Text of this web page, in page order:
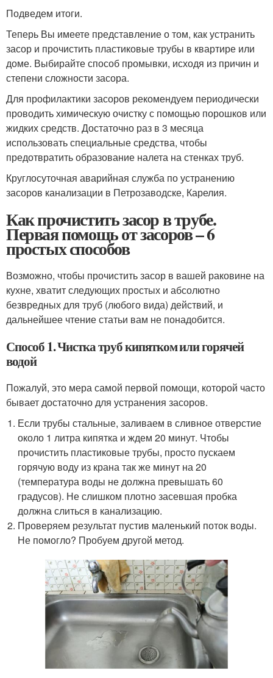
Подведем итоги.
Теперь Вы имеете представление о том, как устранить
засор и прочистить пластиковые трубы в квартире или
доме. Выбирайте способ промывки, исходя из причин и
степени сложности засора.
Для профилактики засоров рекомендуем периодически
проводить химическую очистку с помощью порошков или
жидких средств. Достаточно раз в 3 месяца
использовать специальные средства, чтобы
предотвратить образование налета на стенках труб.
Круглосуточная аварийная служба по устранению
засоров канализации в Петрозаводске, Карелия.
Как прочистить засор в трубе.
Первая помощь от засоров – 6
простых способов
Возможно, чтобы прочистить засор в вашей раковине на
кухне, хватит следующих простых и абсолютно
безвредных для труб (любого вида) действий, и
дальнейшее чтение статьи вам не понадобится.
Способ 1. Чистка труб кипятком или горячей
водой
Пожалуй, это мера самой первой помощи, которой часто
бывает достаточно для устранения засоров.
Если трубы стальные, заливаем в сливное отверстие
около 1 литра кипятка и ждем 20 минут. Чтобы
прочистить пластиковые трубы, просто пускаем
горячую воду из крана так же минут на 20
(температура воды не должна превышать 60
градусов). Не слишком плотно засевшая пробка
должна слиться в канализацию.
Проверяем результат пустив маленький поток воды.
Не помогло? Пробуем другой метод.